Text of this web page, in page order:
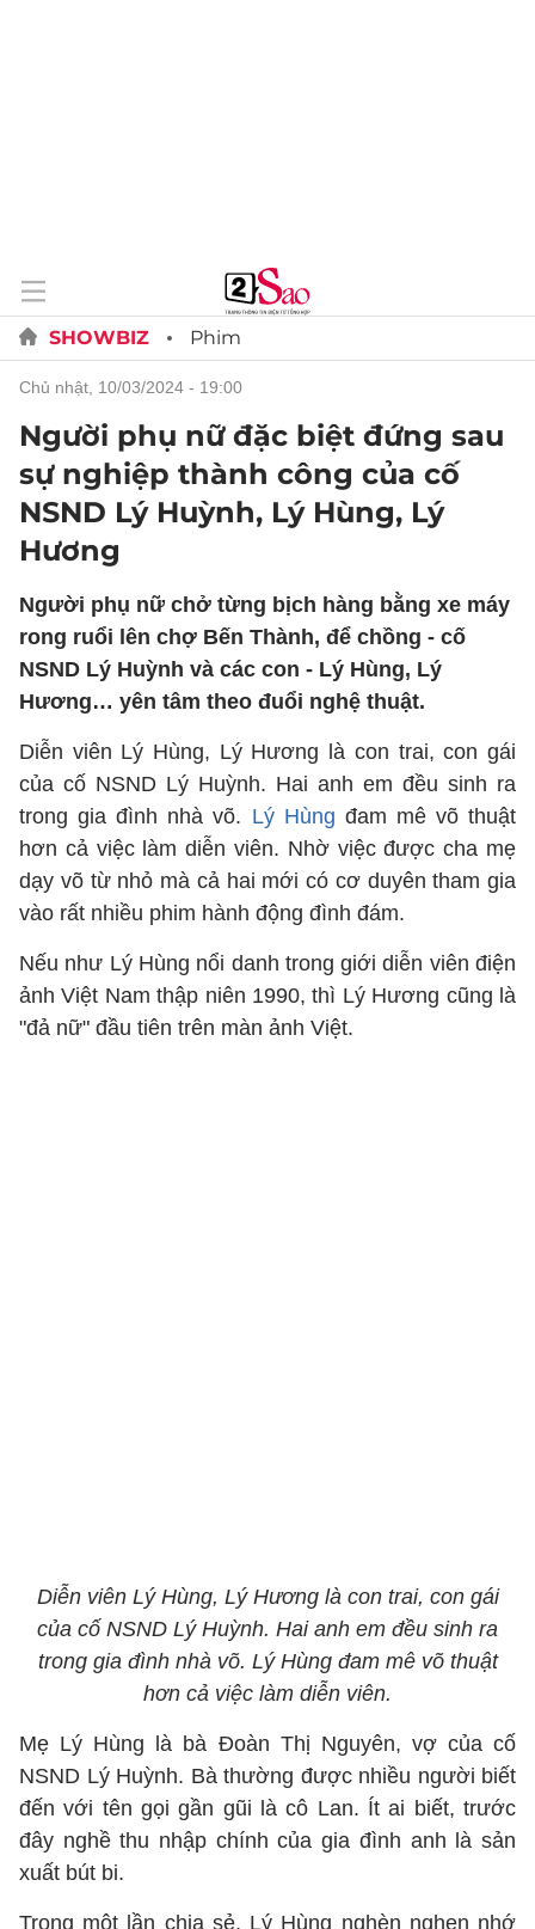
SHOWBIZ Phim
chủ nhật, 10/03/2024 - 19:00
Người phụ nữ đặc biệt đứng sau
sự nghiệp thành công của cố
NSND Lý Huỳnh, Lý Hùng, Lý
Hương
Người phụ nữ chở từng bịch hàng bằng xe máy
rong ruổi lên chợ Bến Thành, để chồng - cố
NSND Lý Huỳnh và các con - Lý Hùng, Lý
Hương… yên tâm theo đuổi nghệ thuật.
Diễn viên Lý Hùng, Lý Hương là con trai, con gái
của cố NSND Lý Huỳnh. Hai anh em đều sinh ra
trong gia đình nhà võ. Lý Hùng đam mê võ thuật
hơn cả việc làm diễn viên. Nhờ việc được cha mẹ
dạy võ từ nhỏ mà cả hai mới có cơ duyên tham gia
vào rất nhiều phim hành động đình đám.
Nếu như Lý Hùng nổi danh trong giới diễn viên điện
ảnh Việt Nam thập niên 1990, thì Lý Hương cũng là
"đả nữ" đầu tiên trên màn ảnh Việt.
Diễn viên Lý Hùng, Lý Hương là con trai, con gái
của cố NSND Lý Huỳnh. Hai anh em đều sinh ra
trong gia đình nhà võ. Lý Hùng đam mê võ thuật
hơn cả việc làm diễn viên.
Mẹ Lý Hùng là bà Đoàn Thị Nguyên, vợ của cố
NSND Lý Huỳnh. Bà thường được nhiều người biết
đến với tên gọi gần gũi là cô Lan. Ít ai biết, trước
đây nghề thu nhập chính của gia đình anh là sản
xuất bút bi.
Trong một lần chia sẻ, Lý Hùng nghèn nghẹn nhớ